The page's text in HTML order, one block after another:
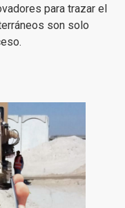
para trazar el
son solo